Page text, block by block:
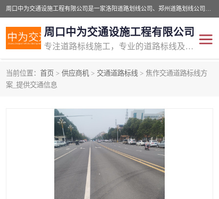
周口中为交通设施工程有限公司是一家洛阳道路划线公司、郑州道路划线公司、平顶山道路车位划线公司、开封车位划线公司、许昌道路车位划线公司、漯河道路车位划线公司，公司始终坚持“诚信、匠心、专注”的宗旨；我们的经营理念是：的服务。
周口中为交通设施工程有限公司
专注道路标线施工，专业的道路标线及交通设施施工服务商!
当前位置： 首页 > 供应商机 > 交通道路标线 > 焦作交通道路标线方
案_提供交通信息
交通道路标线
道路标线划线 马路标线
道路划线